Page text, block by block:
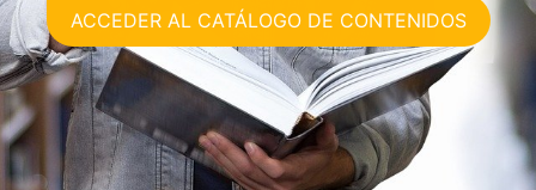
ACCEDER AL CATÁLOGO DE CONTENIDOS